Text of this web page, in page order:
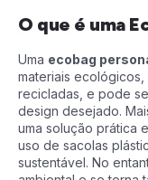
O que é uma
Uma ecobag
materiais
recicladas, e pode
design desejado.
uma solução prática
uso de sacolas
sustentável. No